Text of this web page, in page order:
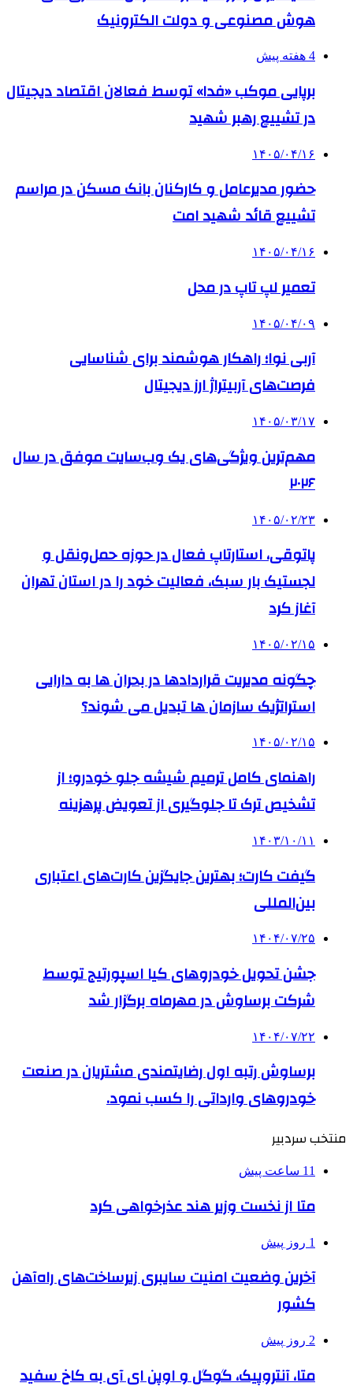
هوش مصنوعی و دولت الکترونیک
4 هفته پیش
برپایی موکب «فدا» توسط فعالان اقتصاد دیجیتال
در تشییع رهبر شهید
۱۴۰۵/۰۴/۱۶
حضور مدیرعامل و کارکنان بانک مسکن در مراسم
تشییع قائد شهید امت
۱۴۰۵/۰۴/۱۶
تعمیر لپ تاپ در محل
۱۴۰۵/۰۴/۰۹
آربی نوا؛ راهکار هوشمند برای شناسایی
فرصت‌های آربیتراژ ارز دیجیتال
۱۴۰۵/۰۳/۱۷
مهم‌ترین ویژگی‌های یک وب‌سایت موفق در سال
۲۰۲۶
۱۴۰۵/۰۲/۲۳
پاتوقی، استارتاپ فعال در حوزه حمل‌ونقل و
لجستیک بار سبک، فعالیت خود را در استان تهران
آغاز کرد
۱۴۰۵/۰۲/۱۵
چگونه مدیریت قراردادها در بحران ها به دارایی
استراتژیک سازمان ها تبدیل می شوند؟
۱۴۰۵/۰۲/۱۵
راهنمای کامل ترمیم شیشه جلو خودرو؛ از
تشخیص ترک تا جلوگیری از تعویض پرهزینه
۱۴۰۳/۱۰/۱۱
گیفت کارت؛ بهترین جایگزین کارت‌های اعتباری
بین‌المللی
۱۴۰۴/۰۷/۲۵
جشن تحویل خودروهای کیا اسپورتیج توسط
شرکت برساوش در مهرماه برگزار شد
۱۴۰۴/۰۷/۲۲
برساوش رتبه اول رضایتمندی مشتریان در صنعت
خودروهای وارداتی را کسب نمود.
منتخب سردبیر
11 ساعت پیش
متا از نخست وزیر هند عذرخواهی کرد
1 روز پیش
آخرین وضعیت امنیت سایبری زیرساخت‌های راه‌آهن
کشور
2 روز پیش
متا، آنتروپیک، گوگل و اوپن ای آی به کاخ سفید